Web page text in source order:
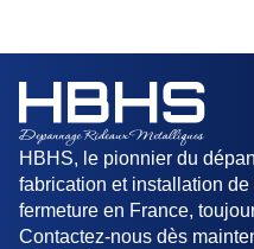
essayé les
technicien qualifié
contrôles de sécurité
HBHS, le pionnier du
fabrication et installation
fermeture en France,
Contactez-nous dès